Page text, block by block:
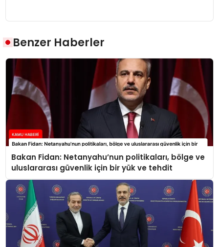
Benzer Haberler
Bakan Fidan: Netanyahu’nun politikaları, bölge ve
uluslararası güvenlik için bir yük ve tehdit